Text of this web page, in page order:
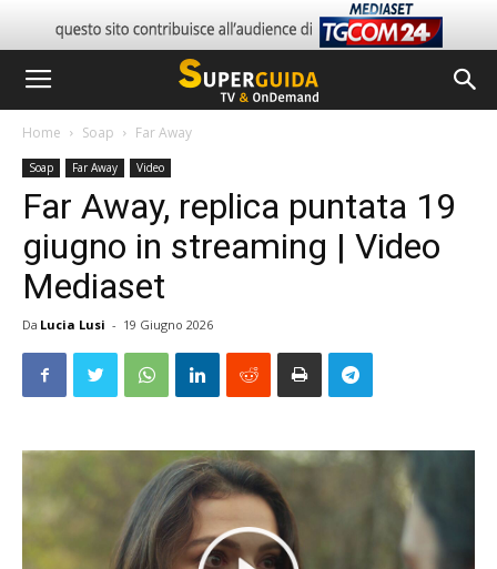
Home Soap Far Away
Soap Far Away Video
Far Away, replica puntata 19
giugno in streaming | Video
Mediaset
Da Lucia Lusi - 19 Giugno 2026